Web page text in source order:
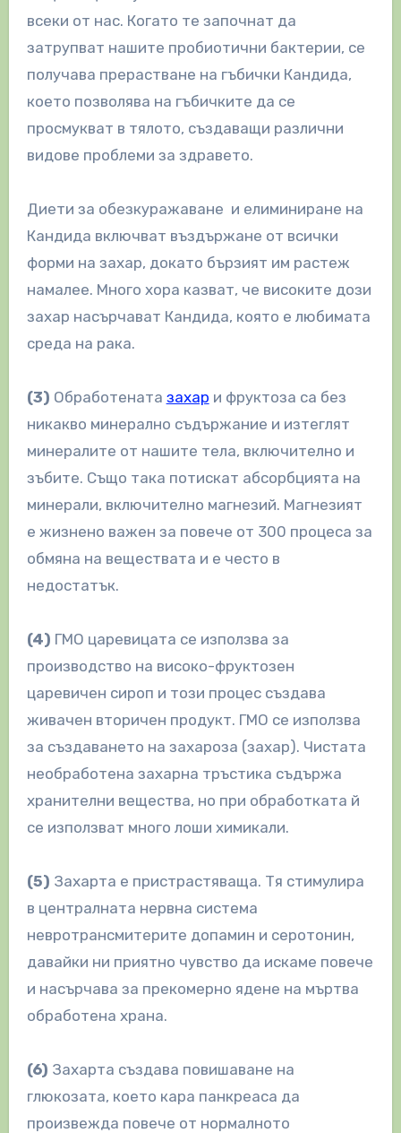
всеки от нас. Кoгато те започнат да
затрупват нашите пробиотични бактерии, се
получава прерастване на гъбички Кандида,
което позволява на гъбичките да се
просмукват в тялото, създаващи различни
видове проблеми за здравето.
Диети за обезкуражаване и елиминиране на
Кандида включват въздържане от всички
форми на захар, докато бързият им растеж
намалее. Много хора казват, че високите дози
захар насърчават Кандида, която е любимата
среда на рака.
(3) Обработената захар и фруктоза са без
никакво минерално съдържание и изтеглят
минералите от нашите тела, включително и
зъбите. Също така потискат абсорбцията на
минерали, включително магнезий. Магнезият
е жизнено важен за повече от 300 процеса за
обмяна на веществата и е често в
недостатък.
(4) ГМО царевицата се използва за
производство на високо-фруктозен
царевичен сироп и този процес създава
живачен вторичен продукт. ГМО се използва
за създаването на захароза (захар). Чистата
необработена захарна тръстика съдържа
хранителни вещества, но при обработката й
се използват много лоши химикали.
(5) Захарта е пристрастяваща. Тя стимулира
в централната нервна система
невротрансмитерите допамин и серотонин,
давайки ни приятно чувство да искаме повече
и насърчава за прекомерно ядене на мъртва
обработена храна.
(6) Захарта създава повишаване на
глюкозата, което кара панкреаса да
произвежда повече от нормалното